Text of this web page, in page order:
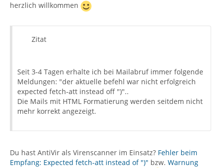
herzlich willkommen
Zitat
Seit 3-4 Tagen erhalte ich bei Mailabruf immer folgende
Meldungen: "der aktuelle befehl war nicht erfolgreich
expected fetch-att instead off ")"..
Die Mails mit HTML Formatierung werden seitdem nicht
mehr korrekt angezeigt.
Du hast AntiVir als Virenscanner im Einsatz? Fehler beim
Empfang: Expected fetch-att instead of ")" bzw. Warnung